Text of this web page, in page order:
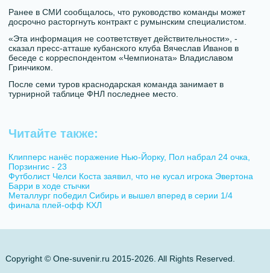
Ранее в СМИ сообщалось, что руководство команды может
досрочно расторгнуть контракт с румынским специалистом.
«Эта информация не соответствует действительности», -
сказал пресс-атташе кубанского клуба Вячеслав Иванов в
беседе с корреспондентом «Чемпионата» Владиславом
Гринчиком.
После семи туров краснодарская команда занимает в
турнирной таблице ФНЛ последнее место.
Читайте также:
Клипперс нанёс поражение Нью-Йорку, Пол набрал 24 очка,
Порзингис - 23
Футболист Челси Коста заявил, что не кусал игрока Эвертона
Барри в ходе стычки
Металлург победил Сибирь и вышел вперед в серии 1/4
финала плей-офф КХЛ
Copyright © One-suvenir.ru 2015-2026. All Rights Reserved.